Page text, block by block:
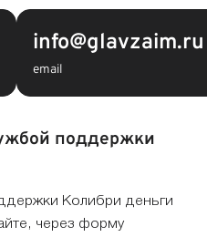
info@glavzaim.ru
email
поддержки
Колибри деньги
через форму